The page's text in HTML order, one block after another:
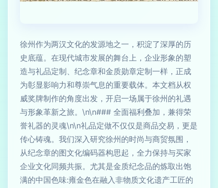
徐州作为两汉文化的发源地之一，积淀了深厚的历
史底蕴。在现代城市发展的舞台上，企业形象的塑
造与礼品定制、纪念章和金质勋章定制一样，正成
为彰显影响力和尊崇气息的重要载体。本文档从权
威奖牌制作的角度出发，开启一场属于徐州的礼遇
与形象革新之旅。\n\n### 全面福利叠加，兼得荣
誉礼器的灵魂\n\n礼品定做不仅仅是商品交易，更是
传心铸魂。我们深入研究徐州的时尚与商贸氛围，
从纪念章的图文化编码器构思起，全力保持与买家
企业文化同频共振。尤其是金质纪念品的炼取出饱
满的中国色味:雍金色在融入非物质文化遗产工匠的